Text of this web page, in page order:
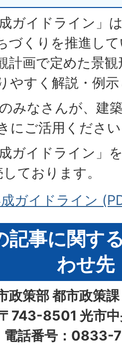
ガイドライン」
づくりを推進し
計画で定めた景
やすく解説・例
みなさんが、建
にご活用くださ
ガイドライン」
ております。
ガイドライン
記事に関す
わせ先
政策部 都市政策
743-8501 光市中
電話番号：0833-